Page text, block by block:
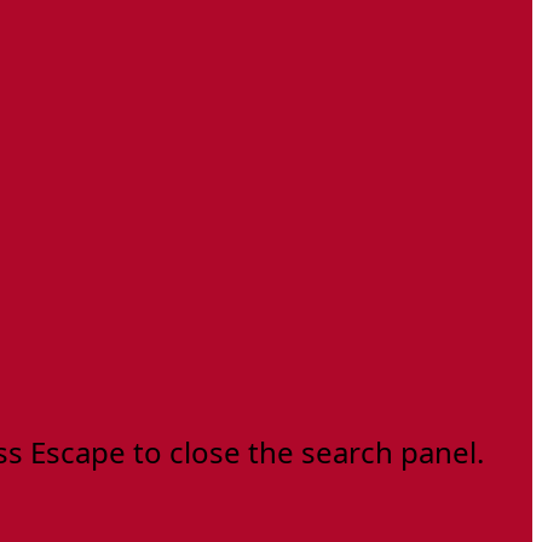
Escape to close the search panel.